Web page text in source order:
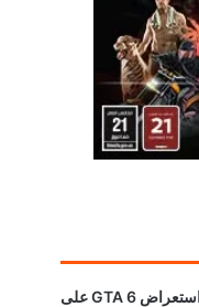
هل ستدفع لمشاهدة استعراض GTA 6 على